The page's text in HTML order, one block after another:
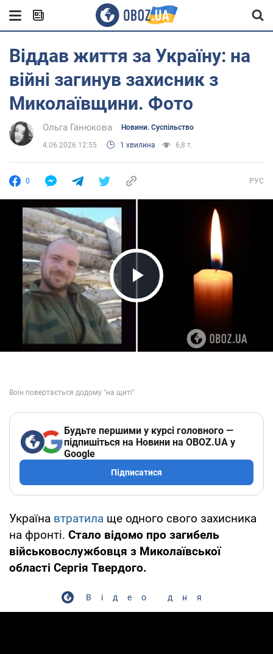
Віддав життя за Україну: на
війні загинув захисник з
Миколаївщини. Фото
Ольга Ганюкова Новини. Суспільство
4.06.2026 12:55 1 хвилина 6,8 т.
0 РУС
Play Video
Будьте першими у курсі головного —
підпишіться на Новини на OBOZ.UA у
Google
Підписатися
Україна втратила ще одного свого захисника
на фронті. Стало відомо про загибель
військовослужбовця з Миколаївської
області Сергія Твердого.
Відео дня